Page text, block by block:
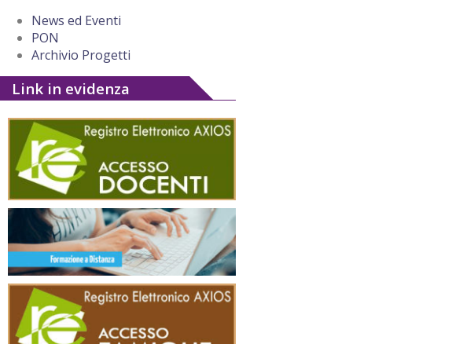
News ed Eventi
PON
Archivio Progetti
Link in evidenza